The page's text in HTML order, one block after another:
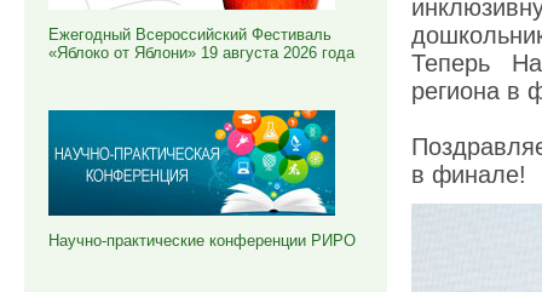
Ежегодный Всероссийский Фестиваль
«Яблоко от Яблони» 19 августа 2026 года
Научно-практические конференции РИРО
Теперь
региона в
в финале!